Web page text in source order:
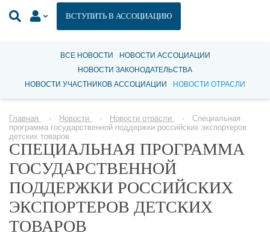
ВСТУПИТЬ В АССОЦИАЦИЮ
ВСЕ НОВОСТИ
НОВОСТИ АССОЦИАЦИИ
НОВОСТИ ЗАКОНОДАТЕЛЬСТВА
НОВОСТИ УЧАСТНИКОВ АССОЦИАЦИИ
НОВОСТИ ОТРАСЛИ
Главная Новости Новости отрасли
Специальная
программа государственной поддержки российских экспортеров
детских товаров
СПЕЦИАЛЬНАЯ ПРОГРАММА
ГОСУДАРСТВЕННОЙ
ПОДДЕРЖКИ РОССИЙСКИХ
ЭКСПОРТЕРОВ ДЕТСКИХ
ТОВАРОВ